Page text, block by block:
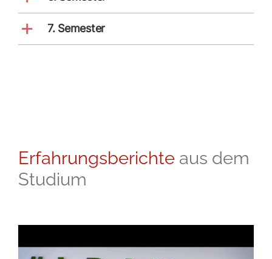
7. Semester
Erfahrungsberichteaus dem
Studium